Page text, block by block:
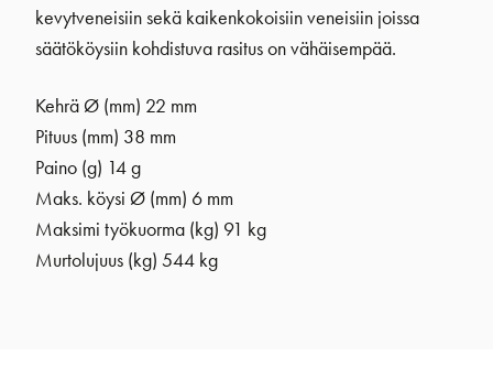
kevytveneisiin sekä kaikenkokoisiin veneisiin joissa
säätököysiin kohdistuva rasitus on vähäisempää.
Kehrä Ø (mm) 22 mm
Pituus (mm) 38 mm
Paino (g) 14 g
Maks. köysi Ø (mm) 6 mm
Maksimi työkuorma (kg) 91 kg
Murtolujuus (kg) 544 kg